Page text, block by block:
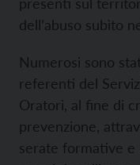
dell’abuso subìto
Numerosi sono
referenti del
Oratori, al fine di
prevenzione,
serate formative e